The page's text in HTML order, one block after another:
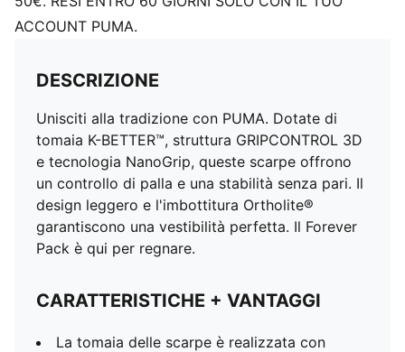
ACCOUNT PUMA.
DESCRIZIONE
Unisciti alla tradizione con PUMA. Dotate di
tomaia K-BETTER™, struttura GRIPCONTROL 3D
e tecnologia NanoGrip, queste scarpe offrono
un controllo di palla e una stabilità senza pari. Il
design leggero e l'imbottitura Ortholite®
garantiscono una vestibilità perfetta. Il Forever
Pack è qui per regnare.
CARATTERISTICHE + VANTAGGI
La tomaia delle scarpe è realizzata con